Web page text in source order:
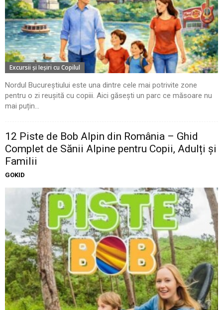
Excursii şi Ieşiri cu Copilul
Nordul Bucureștiului este una dintre cele mai potrivite zone
pentru o zi reușită cu copiii. Aici găsești un parc ce măsoare nu
mai puțin...
12 Piste de Bob Alpin din România – Ghid
Complet de Sănii Alpine pentru Copii, Adulți și
Familii
GOKID